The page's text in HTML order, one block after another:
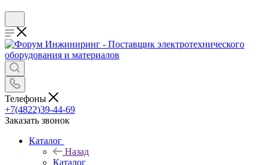
Телефоны
+7(4822)39-44-69
Заказать звонок
Каталог
Назад
Каталог